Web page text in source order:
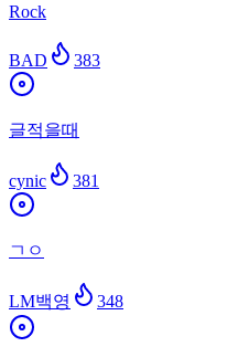
Rock
BAD 383
글적을때
cynic 381
ㄱㅇ
LM백영 348